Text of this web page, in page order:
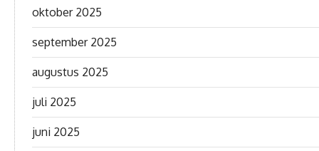
oktober 2025
september 2025
augustus 2025
juli 2025
juni 2025